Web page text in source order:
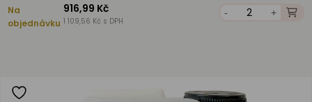
Na
objednávku
916,99 Kč
1 109,56 Kč s DPH
- +